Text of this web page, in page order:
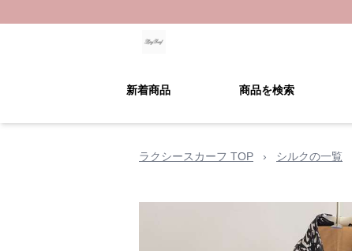
新着商品 商品を検索
ラクシースカーフ TOP › シルクの一覧